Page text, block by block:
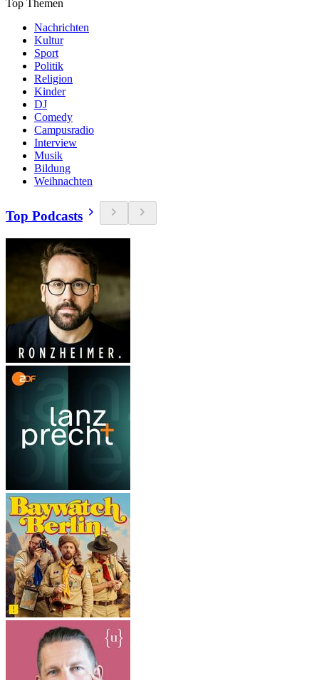
Top Themen
Nachrichten
Kultur
Sport
Politik
Religion
Kinder
DJ
Comedy
Campusradio
Interview
Musik
Bildung
Weihnachten
Top Podcasts